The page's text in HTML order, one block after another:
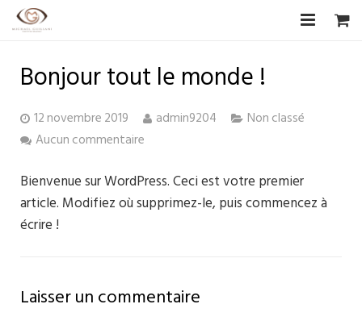
Biographie
CV Artistique
Les Artistes
Bonjour tout le monde !
12 novembre 2019 admin9204
Non classé
Aucun commentaire
Bienvenue sur WordPress. Ceci est votre premier
article. Modifiez où supprimez-le, puis commencez à
écrire !
Laisser un commentaire